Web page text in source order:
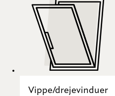
Vippe/drejevinduer